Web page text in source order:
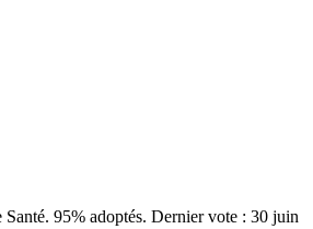
Santé. 95% adoptés. Dernier vote : 30 juin